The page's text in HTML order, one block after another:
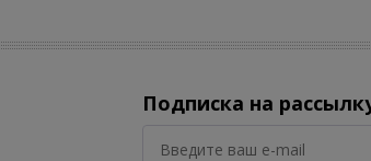
Подписка на